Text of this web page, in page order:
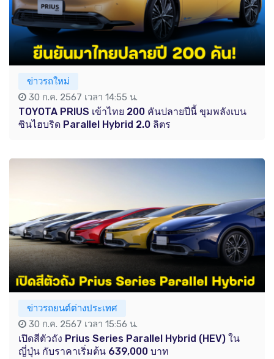
ข่าวรถใหม่
30 ก.ค. 2567 เวลา 14:55 น.
TOYOTA PRIUS เข้าไทย 200 คันปลายปีนี้ ขุมพลังเบน
ซินไฮบริด Parallel Hybrid 2.0 ลิตร
ข่าวรถยนต์ต่างประเทศ
30 ก.ค. 2567 เวลา 15:56 น.
เปิดสีตัวถัง Prius Series Parallel Hybrid (HEV) ใน
ญี่ปุ่น กับราคาเริ่มต้น 639,000 บาท